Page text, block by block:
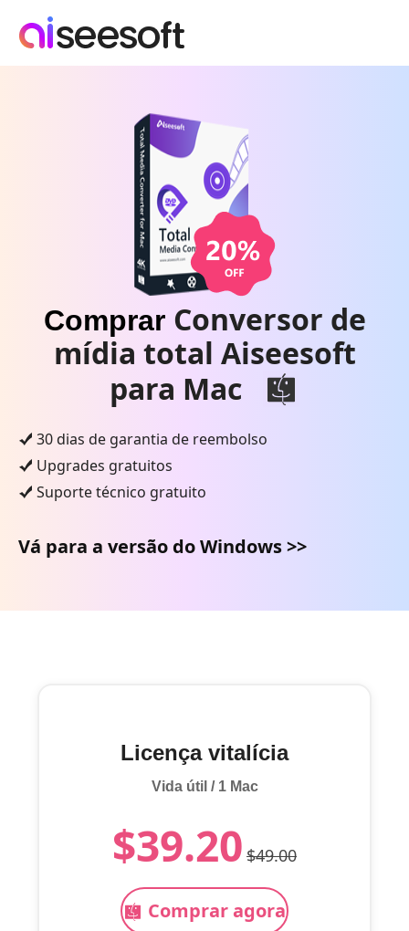
Comprar Conversor de
mídia total Aiseesoft
para Mac
30 dias de garantia de reembolso
Upgrades gratuitos
Suporte técnico gratuito
Vá para a versão do Windows >>
Licença vitalícia
Vida útil / 1 Mac
$39.20 $49.00
Comprar agora